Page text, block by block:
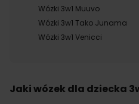
Wózki 3w1 Muuvo
Wózki 3w1 Tako Junama
Wózki 3w1 Venicci
Jaki wózek dla dziecka